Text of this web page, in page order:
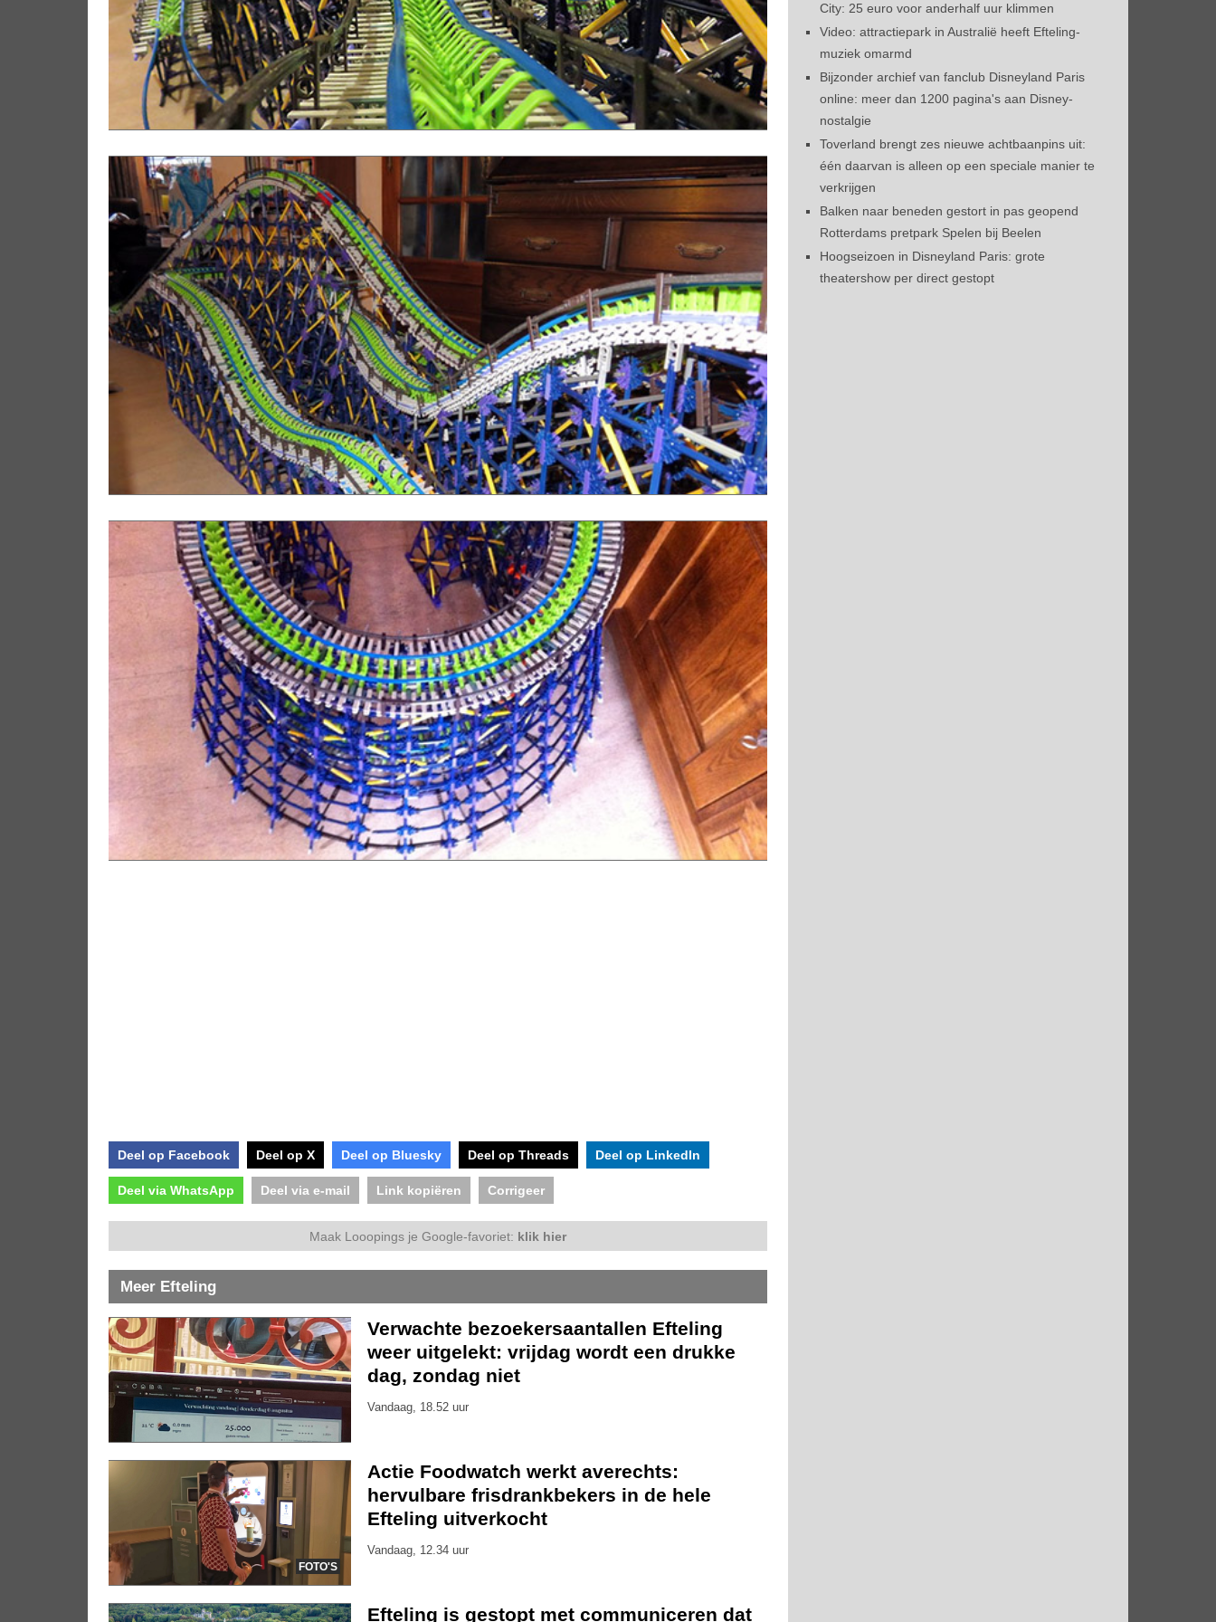
Deel op Facebook Deel op X Deel op Bluesky Deel op Threads Deel op LinkedIn
Deel via WhatsApp Deel via e-mail Link kopiëren Corrigeer
Maak Looopings je Google-favoriet: klik hier
Meer Efteling
Verwachte bezoekersaantallen Efteling
weer uitgelekt: vrijdag wordt een drukke
dag, zondag niet
Vandaag, 18.52 uur
FOTO'S
Actie Foodwatch werkt averechts:
hervulbare frisdrankbekers in de hele
Efteling uitverkocht
Vandaag, 12.34 uur
Efteling is gestopt met communiceren dat
City: 25 euro voor anderhalf uur klimmen
Video: attractiepark in Australië heeft Efteling-
muziek omarmd
Bijzonder archief van fanclub Disneyland Paris
online: meer dan 1200 pagina's aan Disney-
nostalgie
Toverland brengt zes nieuwe achtbaanpins uit:
één daarvan is alleen op een speciale manier te
verkrijgen
Balken naar beneden gestort in pas geopend
Rotterdams pretpark Spelen bij Beelen
Hoogseizoen in Disneyland Paris: grote
theatershow per direct gestopt